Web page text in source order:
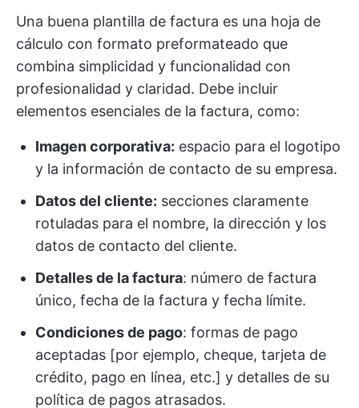
Una buena plantilla de factura es una hoja de
cálculo con formato preformateado que
combina simplicidad y funcionalidad con
profesionalidad y claridad. Debe incluir
elementos esenciales de la factura, como:
Imagen corporativa: espacio para el logotipo
y la información de contacto de su empresa.
Datos del cliente: secciones claramente
rotuladas para el nombre, la dirección y los
datos de contacto del cliente.
Detalles de la factura: número de factura
único, fecha de la factura y fecha límite.
Condiciones de pago: formas de pago
aceptadas [por ejemplo, cheque, tarjeta de
crédito, pago en línea, etc.] y detalles de su
política de pagos atrasados.